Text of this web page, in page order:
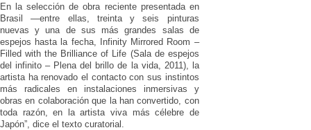
En la selección de obra reciente presentada en
Brasil —entre ellas, treinta y seis pinturas
nuevas y una de sus más grandes salas de
espejos hasta la fecha, Infinity Mirrored Room –
Filled with the Brilliance of Life (Sala de espejos
del infinito – Plena del brillo de la vida, 2011), la
artista ha renovado el contacto con sus instintos
más radicales en instalaciones inmersivas y
obras en colaboración que la han convertido, con
toda razón, en la artista viva más célebre de
Japón”, dice el texto curatorial.